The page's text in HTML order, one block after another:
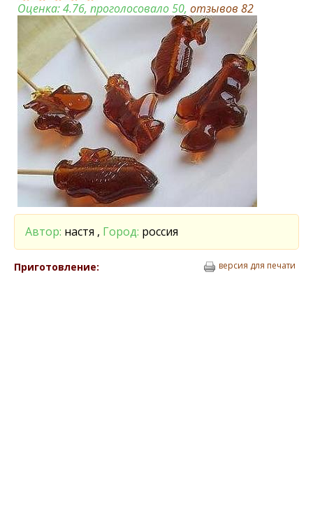
Оценка:4.76, проголосовало 50, отзывов 82
Автор: настя , Город: россия
Приготовление: версия для печати